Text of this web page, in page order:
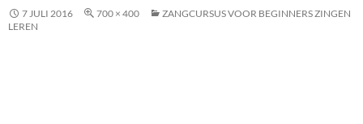
7 JULI 2016 700 × 400
ZANGCURSUS VOOR BEGINNERS ZINGEN
LEREN